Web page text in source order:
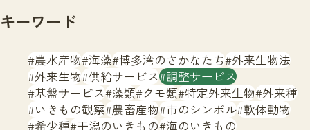
文字サイズ 小 中 大
キーワード
農水産物 海藻 博多湾のさかなたち 外来生物法
外来生物 供給サービス 調整サービス
基盤サービス 藻類 クモ類 特定外来生物 外来種
いきもの観察 農畜産物 市のシンボル 軟体動物
希少種 干潟のいきもの 海のいきもの